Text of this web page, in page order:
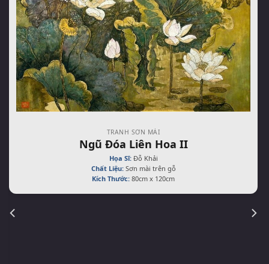
TRANH SƠN MÀI
Ngũ Đóa Liên Hoa II
Họa Sĩ:Đỗ Khải
Chất Liệu:Sơn mài trên gỗ
Kích Thước: 80cm x 120cm